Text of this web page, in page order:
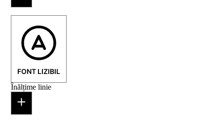
FONT LIZIBIL
Înălțime linie